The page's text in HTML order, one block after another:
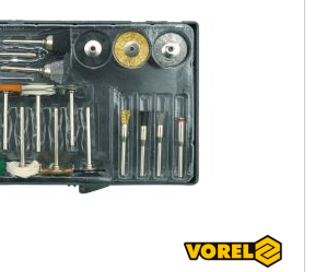
Подробнее...